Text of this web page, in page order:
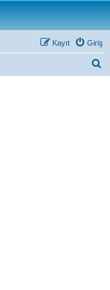
Giriş
Kayıt